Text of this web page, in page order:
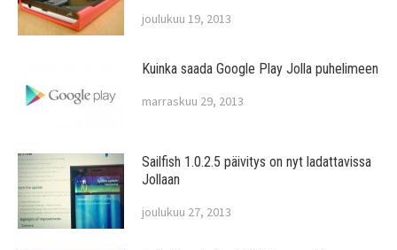
joulukuu 19, 2013
Kuinka saada Google Play Jolla puhelimeen
marraskuu 29, 2013
Sailfish 1.0.2.5 päivitys on nyt ladattavissa
Jollaan
joulukuu 27, 2013